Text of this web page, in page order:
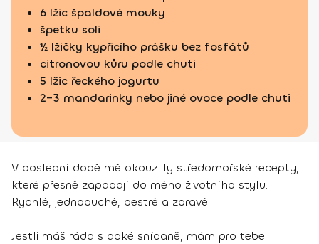
6 lžic špaldové mouky
špetku soli
½ lžičky kypřicího prášku bez fosfátů
citronovou kůru podle chuti
5 lžic řeckého jogurtu
2–3 mandarinky nebo jiné ovoce podle chuti
V poslední době mě okouzlily středomořské recepty,
které přesně zapadají do mého životního stylu.
Rychlé, jednoduché, pestré a zdravé.
Jestli máš ráda sladké snídaně, mám pro tebe